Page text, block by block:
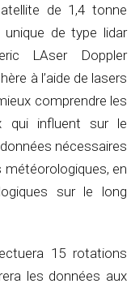
de 1,4 tonne
de type lidar
LAser Doppler
à l’aide de lasers
comprendre les
qui influent sur le
nécessaires
météorologiques, en
sur le long
15 rotations
les données aux